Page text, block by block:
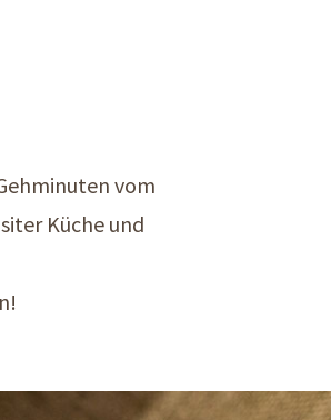
vom
Küche und